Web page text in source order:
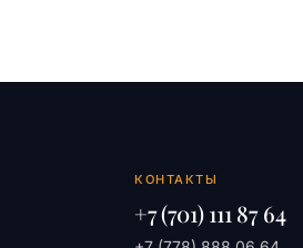
КОНТАКТЫ
+7 (701) 111 87 64